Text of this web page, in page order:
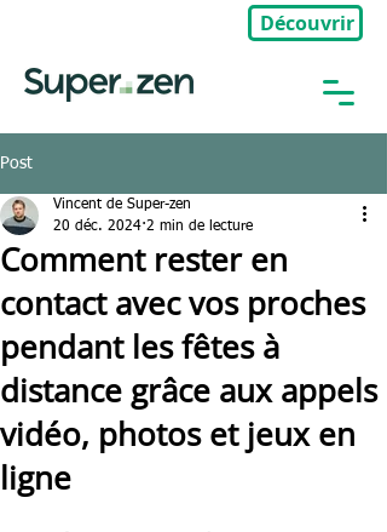
Découvrir
Post
Comment rester en
contact avec vos proches
pendant les fêtes à
distance grâce aux appels
vidéo, photos et jeux en
ligne
Vincent de Super-zen
20 déc. 2024 2 min de lecture